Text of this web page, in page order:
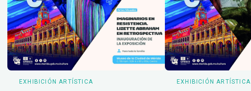
EXHIBICIÓN ARTÍSTICA EXHIBICIÓN ARTÍSTICA